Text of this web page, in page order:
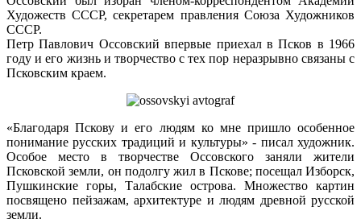
Художеств СССР, секретарем правления Союза Художников
СССР.
Петр Павлович Оссовский впервые приехал в Псков в 1966
году и его жизнь и творчество с тех пор неразрывно связаны с
Псковским краем.
«Благодаря Пскову и его людям ко мне пришло особенное
понимание русских традиций и культуры» - писал художник.
Особое место в творчестве Оссовского заняли жители
Псковской земли, он подолгу жил в Пскове; посещал Изборск,
Пушкинские горы, Талабские острова. Множество картин
посвящено пейзажам, архитектуре и людям древной русской
земли.